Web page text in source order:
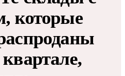
которые